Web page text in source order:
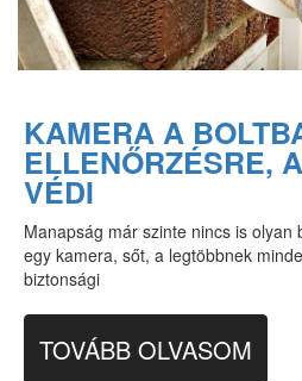
KAMERA A
ELLENŐRZÉSRE,
VÉDI
Manapság már szinte nincs is
egy kamera, sőt, a legtöbbnek
biztonsági
TOVÁBB OLVASOM